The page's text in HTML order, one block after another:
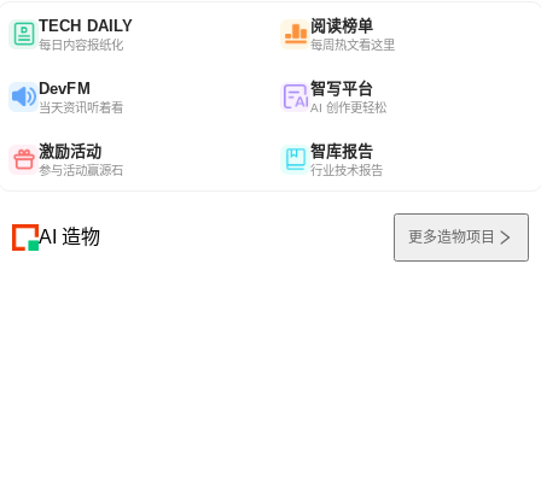
TECH DAILY
每日内容报纸化
阅读榜单
每周热文看这里
DevFM
当天资讯听着看
智写平台
AI 创作更轻松
激励活动
参与活动赢源石
智库报告
行业技术报告
AI 造物 更多造物项目